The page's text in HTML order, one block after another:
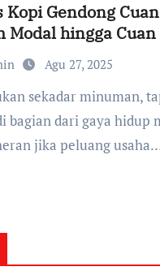
Kopi Gendong
Modal hingga
Agu 27, 2025
bagian dari gaya hidup
jika peluang